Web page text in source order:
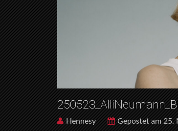
Hennesy Gepostet am 25.